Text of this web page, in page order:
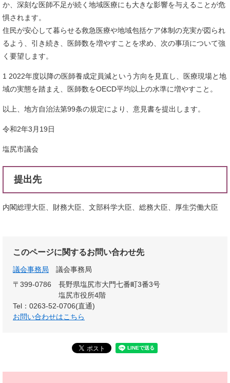
か、深刻な医師不足が続く地域医療にも大きな影響を与えることが危
惧されます。
住民が安心して暮らせる救急医療や地域包括ケア体制の充実が図られ
るよう、引き続き、医師数を増やすことを求め、次の事項について強
く要望します。
1 2022年度以降の医師養成定員減という方向を見直し、医療現場と地
域の実態を踏まえ、医師数をOECD平均以上の水準に増やすこと。
以上、地方自治法第99条の規定により、意見書を提出します。
令和2年3月19日
塩尻市議会
提出先
内閣総理大臣、財務大臣、文部科学大臣、総務大臣、厚生労働大臣
このページに関するお問い合わせ先
議会事務局
議会事務局
〒399-0786
長野県塩尻市大門七番町3番3号
塩尻市役所4階
Tel：0263-52-0706(直通)
お問い合わせはこちら